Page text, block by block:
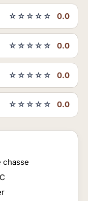
☆☆☆☆☆ 0.0
☆☆☆☆☆ 0.0
☆☆☆☆☆ 0.0
☆☆☆☆☆ 0.0
chasse